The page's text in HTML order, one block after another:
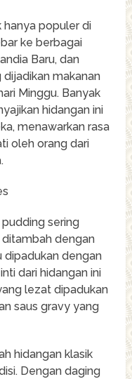
hanya populer di
ke berbagai
Baru, dan
dijadikan makanan
Minggu. Banyak
hidangan ini
menawarkan rasa
oleh orang dari
pudding sering
ditambah dengan
dipadukan dengan
dari hidangan ini
lezat dipadukan
saus gravy yang
hidangan klasik
Dengan daging